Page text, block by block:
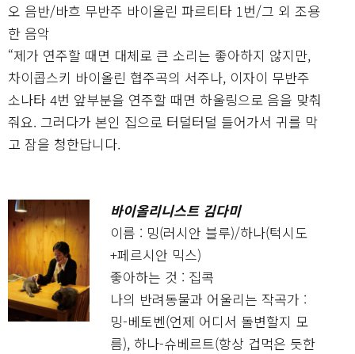
오 음반/바흐 무반주 바이올린 파르티타 1번/그 외 조용
한 음악
“제가 연주할 때면 대체로 큰 소리는 좋아하지 않지만,
차이콥스키 바이올린 협주곡의 서주나, 이자이 무반주
소나타 4번 앞부분을 연주할 때면 하울링으로 음을 맞춰
줘요. 그러다가 본인 집으로 터덜터덜 들어가서 귀를 막
고 잠을 청한답니다.
바이올리니스트 김다미
이름 : 밍(러시안 블루)/하나(턱시도
+페르시안 믹스)
좋아하는 것 : 집콕
나의 반려동물과 어울리는 작곡가 :
밍-베토벤(언제 어디서 돌변할지 모
름), 하나-슈베르트(항상 겁먹은 듯한